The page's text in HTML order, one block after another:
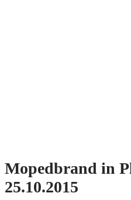
Mopedbrand in
25.10.2015